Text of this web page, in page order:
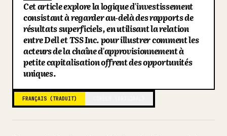
Blog
Mises à jour
Cet article explore la logique d'investissement
consistant à regarder au-delà des rapports de
résultats superficiels, en utilisant la relation
entre Dell et TSS Inc. pour illustrer comment les
acteurs de la chaîne d'approvisionnement à
petite capitalisation offrent des opportunités
uniques.
FRANÇAIS (TRADUIT)